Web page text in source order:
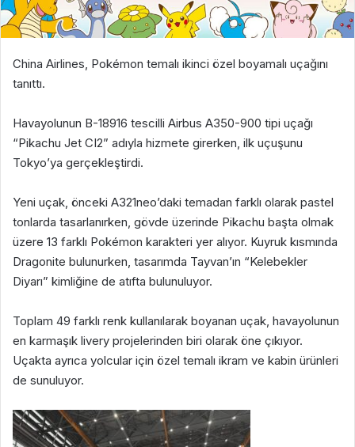
China Airlines, Pokémon temalı ikinci özel boyamalı uçağını
tanıttı.
Havayolunun B-18916 tescilli Airbus A350-900 tipi uçağı
“Pikachu Jet CI2” adıyla hizmete girerken, ilk uçuşunu
Tokyo’ya gerçekleştirdi.
Yeni uçak, önceki A321neo’daki temadan farklı olarak pastel
tonlarda tasarlanırken, gövde üzerinde Pikachu başta olmak
üzere 13 farklı Pokémon karakteri yer alıyor. Kuyruk kısmında
Dragonite bulunurken, tasarımda Tayvan’ın “Kelebekler
Diyarı” kimliğine de atıfta bulunuluyor.
Toplam 49 farklı renk kullanılarak boyanan uçak, havayolunun
en karmaşık livery projelerinden biri olarak öne çıkıyor.
Uçakta ayrıca yolcular için özel temalı ikram ve kabin ürünleri
de sunuluyor.